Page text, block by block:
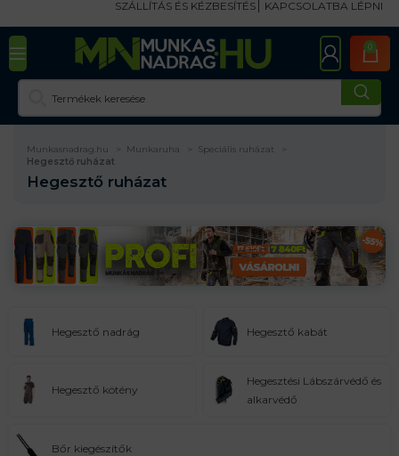
SZÁLLÍTÁS ÉS KÉZBESÍTÉS KAPCSOLATBA LÉPNI
0
Munkasnadrag.hu Munkaruha
Speciális ruházat
Hegesztő ruházat
Hegesztő ruházat
Hegesztő nadrág Hegesztő kabát
Hegesztő kötény
Hegesztési Lábszárvédő és
alkarvédő
Bőr kiegészítők